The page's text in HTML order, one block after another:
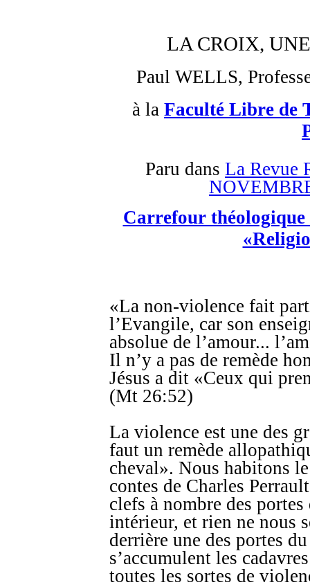
LA CROIX,
Paul WELLS,
à la Faculté Libre de
Paru dans La Revue
Carrefour
«La non-violence fait
l’Evangile, car son
absolue de l’amour...
Il n’y a pas de remède
Jésus a dit «Ceux qui
(Mt 26:52)
La violence est une des
faut un remède
cheval». Nous habitons
contes de Charles
clefs à nombre des
intérieur, et rien ne nous
derrière une des portes
s’accumulent les
toutes les sortes de